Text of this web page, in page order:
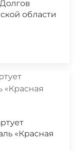
области
«Красная